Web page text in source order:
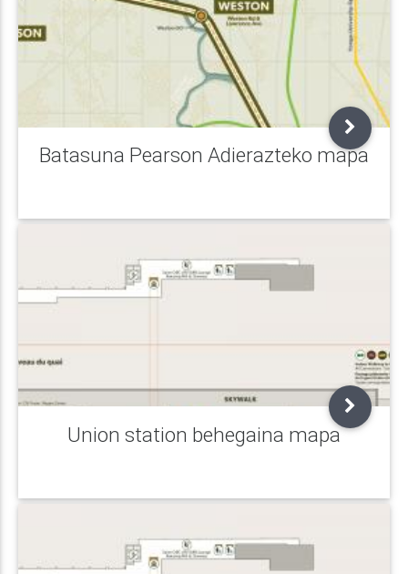
Batasuna Pearson Adierazteko mapa
Union station behegaina mapa